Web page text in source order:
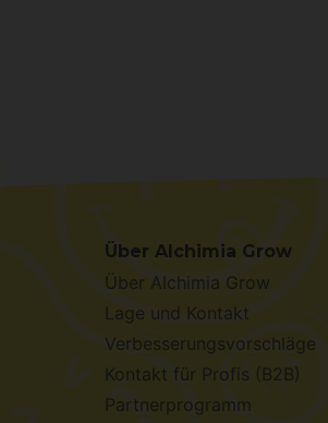
Über Alchimia Grow
Über Alchimia Grow
Lage und Kontakt
Verbesserungsvorschläge
Kontakt für Profis (B2B)
Partnerprogramm